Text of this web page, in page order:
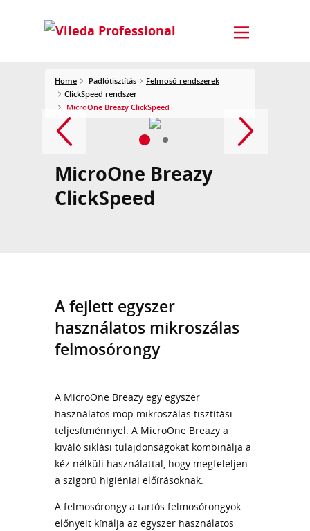
Home Padlótisztítás
Felmosó rendszerek
ClickSpeed rendszer
MicroOne Breazy ClickSpeed
MicroOne Breazy
ClickSpeed
A fejlett egyszer
használatos mikroszálas
felmosórongy
A MicroOne Breazy egy egyszer
használatos mop mikroszálas tisztítási
teljesítménnyel. A MicroOne Breazy a
kiváló siklási tulajdonságokat kombinálja a
kéz nélküli használattal, hogy megfeleljen
a szigorú higiéniai előírásoknak.
A felmosórongy a tartós felmosórongyok
előnyeit kínálja az egyszer használatos